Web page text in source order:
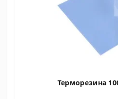
Терморезина